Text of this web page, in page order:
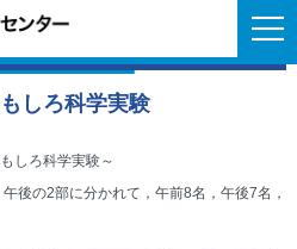
しろ科学実験
しろ科学実験～
後の2部に分かれて，午前8名，午後7名，